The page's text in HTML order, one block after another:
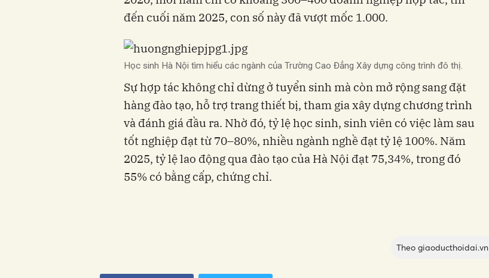
đến cuối năm 2025, con số này đã vượt mốc 1.000.
Học sinh Hà Nội tìm hiểu các ngành của Trường Cao Đẳng Xây dựng công trình đô thị.
Sự hợp tác không chỉ dừng ở tuyển sinh mà còn mở rộng sang đặt
hàng đào tạo, hỗ trợ trang thiết bị, tham gia xây dựng chương trình
và đánh giá đầu ra. Nhờ đó, tỷ lệ học sinh, sinh viên có việc làm sau
tốt nghiệp đạt từ 70–80%, nhiều ngành nghề đạt tỷ lệ 100%. Năm
2025, tỷ lệ lao động qua đào tạo của Hà Nội đạt 75,34%, trong đó
55% có bằng cấp, chứng chỉ.
Theo giaoducthoidai.vn